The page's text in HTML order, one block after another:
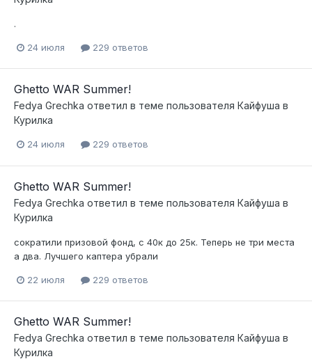
.
24 июля 229 ответов
Ghetto WAR Summer!
Fedya Grechka ответил в теме пользователя Кайфуша в
Курилка
24 июля 229 ответов
Ghetto WAR Summer!
Fedya Grechka ответил в теме пользователя Кайфуша в
Курилка
сократили призовой фонд, с 40к до 25к. Теперь не три места
а два. Лучшего каптера убрали
22 июля 229 ответов
Ghetto WAR Summer!
Fedya Grechka ответил в теме пользователя Кайфуша в
Курилка